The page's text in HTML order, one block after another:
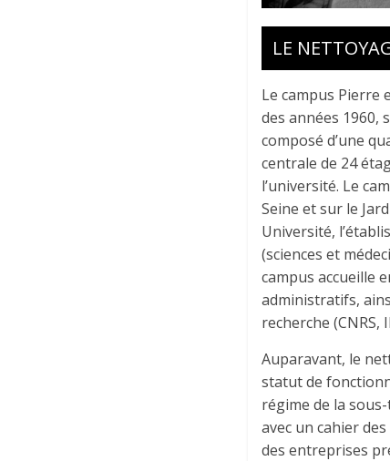
LE
Le campus Pierre
des années 1960,
composé d’une
centrale de 24
l’université. Le
Seine et sur le
Université,
(sciences et
campus accueille
administratifs,
recherche (CNRS,
Auparavant, le
statut de
régime de la
avec un cahier
des entreprises